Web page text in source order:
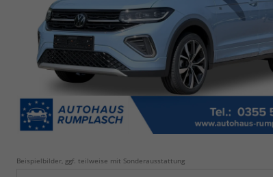
Beispielbilder, ggf. teilweise mit Sonderausstattung